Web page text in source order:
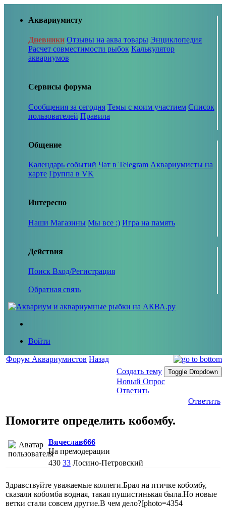
Аквариумисту
Дневники Отзывы на аква товары Энциклопедия
Расчет совместимости рыбок Калькулятор
аквариумов
Сервисы форума
Сообщения за сегодня Темы с моим участием Список
пользователей Правила
Общение
Календарь событий Чат в Telegram Аквариумисты на
карте Группа в VK
Интересно
Наши Магазины Мы все :) Игра на память
Действия
Поиск Вход/Регистрация
Обратная связь
Войти
Форум Аквариумистов Назад
Создать тему
Toggle Dropdown
Новый Опрос
Ответить
Ответить
Помогите определить кобомбу.
Вячеслав666
На премодерации
430 33 Лосино-Петровский
Здравствуйте уважаемые коллеги.Брал на птичке кобомбу,
сказали кобомба водная, такая пушистинькая была.Но новые
ветки стали совсем другие.В чем дело?[photo=4354